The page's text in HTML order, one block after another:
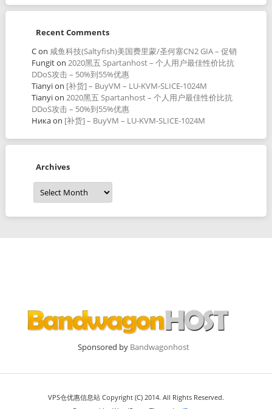
Recent Comments
Con 咸鱼科技(Saltyfish)美国费里蒙/圣何塞CN2 GIA – 促销
Fungiton 2020黑五 Spartanhost – 个人用户最佳性价比抗
DDoS攻击 – 50%到55%优惠
Tianyion [补货] – BuyVM – LU-KVM-SLICE-1024M
Tianyion 2020黑五 Spartanhost – 个人用户最佳性价比抗
DDoS攻击 – 50%到55%优惠
Никаon [补货] – BuyVM – LU-KVM-SLICE-1024M
Archives
Archives
Sponsored by Bandwagonhost
VPS仓优惠信息站 Copyright (C) 2014. All Rights Reserved.